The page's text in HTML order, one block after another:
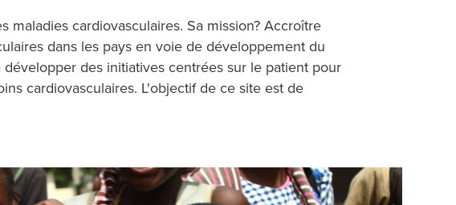
cardiovasculaires. Sa mission? Accroître
dans les pays en voie de développement du
des initiatives centrées sur le patient pour
cardiovasculaires. L'objectif de ce site est de